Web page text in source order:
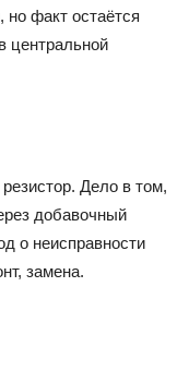
но факт остаётся
центральной
Дело в том,
добавочный
о неисправности
замена.